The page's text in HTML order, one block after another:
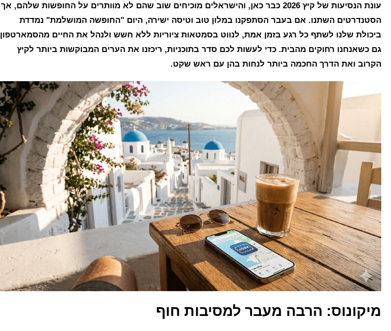
עונת הנסיעות של קיץ 2026 כבר כאן, והישראלים מוכיחים שוב שהם לא מוותרים על החופשות שלהם, אך
הסטנדרטים השתנו. אם בעבר הסתפקנו במלון טוב וטיסה ישירה, היום "החופשה המושלמת" נמדדת
ביכולת שלנו לשתף כל רגע בזמן אמת, לנווט בסמטאות ציוריות ללא חשש ולנהל את החיים מהסמארטפון
גם כשאנחנו רחוקים מהבית. כדי לעשות לכם סדר בתוכניות, ריכזנו את הערים המבוקשות ביותר לקיץ
הקרוב ואת הדרך החכמה ביותר לנחות בהן עם ראש שקט.
מיקונוס: הרבה מעבר למסיבות חוף